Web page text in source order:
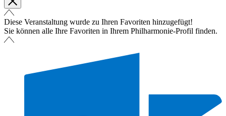
Diese Veranstaltung wurde zu Ihren Favoriten hinzugefügt!
Sie können alle Ihre Favoriten in Ihrem Philharmonie-Profil finden.